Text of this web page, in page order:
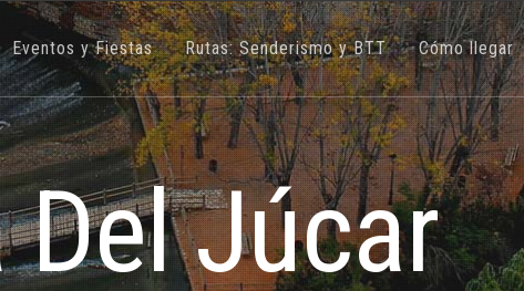
Eventos y Fiestas Rutas: Senderismo y BTT Cómo llegar
One Comment
Júcar